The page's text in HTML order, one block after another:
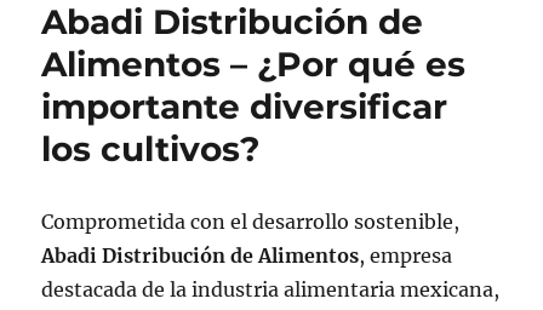
Abadi Distribución de
Alimentos – ¿Por qué es
importante diversificar
los cultivos?
Comprometida con el desarrollo sostenible,
Abadi Distribución de Alimentos, empresa
destacada de la industria alimentaria mexicana,